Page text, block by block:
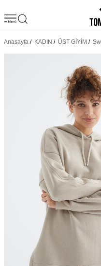
Anasayfa / KADIN / ÜST GİYİM /